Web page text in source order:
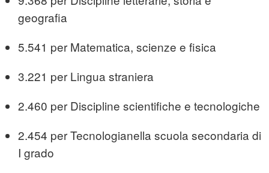
geografia
5.541 per Matematica, scienze e fisica
3.221 per Lingua straniera
2.460 per Discipline scientifiche e tecnologiche
2.454 per Tecnologianella scuola secondaria di
I grado